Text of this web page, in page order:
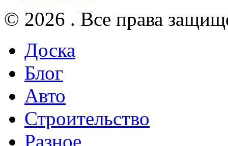
© 2026 . Все права
Доска
Блог
Авто
Строительство
Разное